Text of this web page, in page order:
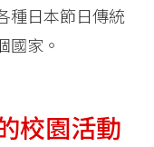
種日本節日傳統
國家。
校園活動